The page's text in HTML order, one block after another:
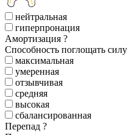
нейтральная
гиперпронация
Амортизация ?
Способность поглощать
максимальная
умеренная
отзывчивая
средняя
высокая
сбалансированная
Перепад ?